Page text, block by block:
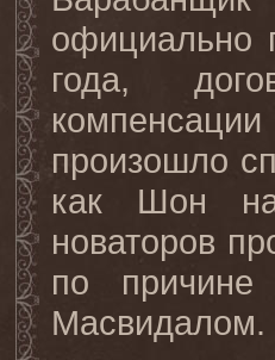
официально
года,
произошло
как Шон
новаторов
по причине
Масвидалом.